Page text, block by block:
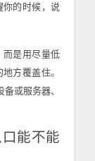
你的时候，说
而是用尽量低
方覆盖住。
或服务器、
能不能